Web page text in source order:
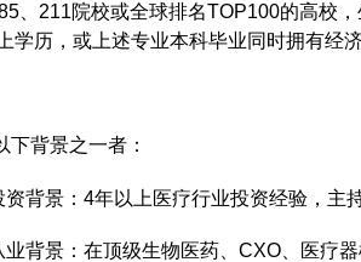
、211院校或全球排名TOP100的高校
学历，或上述专业本科毕业同时拥有经
下背景之一者：
资背景：4年以上医疗行业投资经验，主
业背景：在顶级生物医药、CXO、医疗